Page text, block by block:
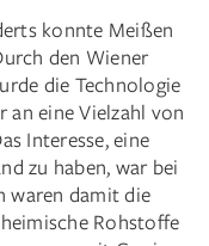
konnte Meißen
den Wiener
die Technologie
eine Vielzahl von
Interesse, eine
zu haben, war bei
waren damit die
Rohstoffe